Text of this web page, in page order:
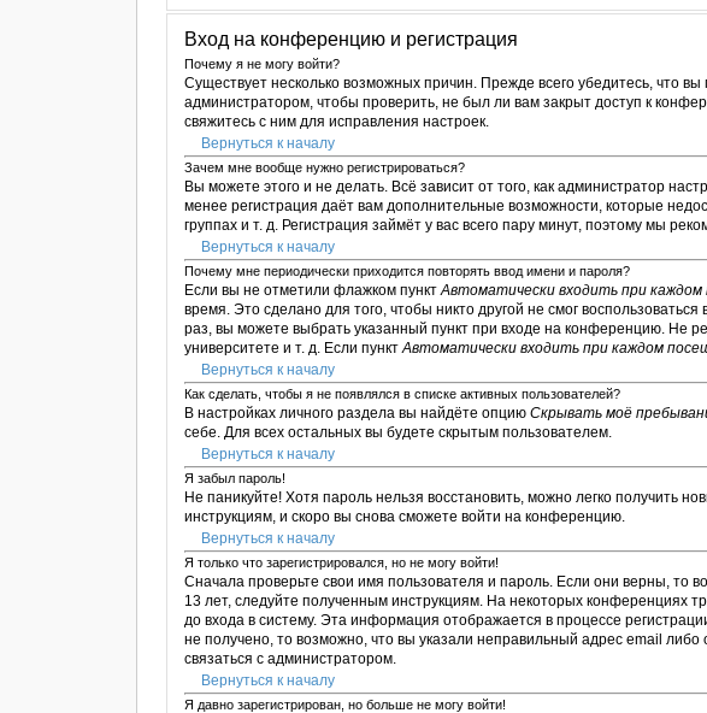
Вход на конференцию и регистрация
Почему я не могу войти?
Существует несколько возможных причин. Прежде всего убедитесь, что
администратором, чтобы проверить, не был ли вам закрыт доступ к
свяжитесь с ним для исправления настроек.
Вернуться к началу
Зачем мне вообще нужно регистрироваться?
Вы можете этого и не делать. Всё зависит от того, как администратор
менее регистрация даёт вам дополнительные возможности, которые
группах и т. д. Регистрация займёт у вас всего пару минут, поэтому мы
Вернуться к началу
Почему мне периодически приходится повторять ввод имени и пароля?
Если вы не отметили флажком пунктАвтоматически входить при каждом
время. Это сделано для того, чтобы никто другой не смог
раз, вы можете выбрать указанный пункт при входе на конференцию. Не
университете и т. д. Если пунктАвтоматически входить при каждом
Вернуться к началу
Как сделать, чтобы я не появлялся в списке активных пользователей?
В настройках личного раздела вы найдёте опциюСкрывать моё
себе. Для всех остальных вы будете скрытым пользователем.
Вернуться к началу
Я забыл пароль!
Не паникуйте! Хотя пароль нельзя восстановить, можно легко получить
инструкциям, и скоро вы снова сможете войти на конференцию.
Вернуться к началу
Я только что зарегистрировался, но не могу войти!
Сначала проверьте свои имя пользователя и пароль. Если они верны, то
13 лет, следуйте полученным инструкциям. На некоторых конференциях
до входа в систему. Эта информация отображается в процессе
не получено, то возможно, что вы указали неправильный адрес email
связаться с администратором.
Вернуться к началу
Я давно зарегистрирован, но больше не могу войти!